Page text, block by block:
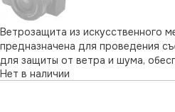
Ветрозащита из искусственного
предназначена для проведения
для защиты от ветра и шума,
запись звука. Подходит для
Нет в наличии